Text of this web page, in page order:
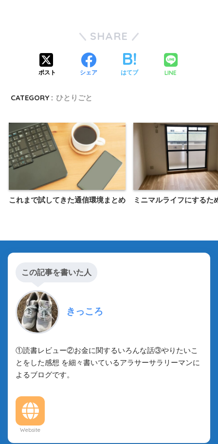
SHARE
ポスト シェア はてブ LINE
CATEGORY : ひとりごと
これまで試してきた通信環境まとめ ミニマルライフにするた
この記事を書いた人
きっころ
①読書レビュー②お金に関するいろんな話③やりたいこ
とをした感想 を細々書いているアラサーサラリーマンに
よるブログです。
Website